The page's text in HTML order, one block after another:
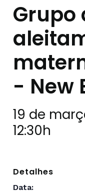
Grupo
- New
19 de
12:30h
Detalhes
Data: